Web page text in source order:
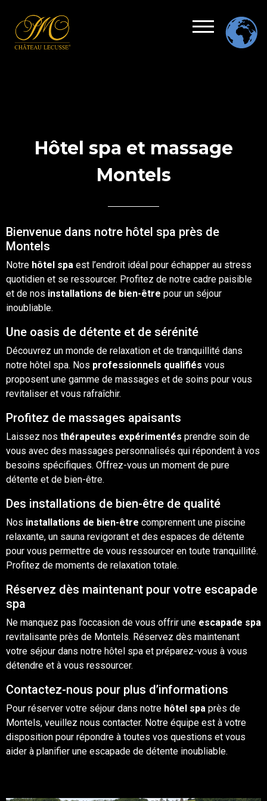
Hôtel spa et massage
Montels
Bienvenue dans notre hôtel spa près de
Montels
Notre hôtel spa est l’endroit idéal pour échapper au stress
quotidien et se ressourcer. Profitez de notre cadre paisible
et de nos installations de bien-être pour un séjour
inoubliable.
Une oasis de détente et de sérénité
Découvrez un monde de relaxation et de tranquillité dans
notre hôtel spa. Nos professionnels qualifiés vous
proposent une gamme de massages et de soins pour vous
revitaliser et vous rafraîchir.
Profitez de massages apaisants
Laissez nos thérapeutes expérimentés prendre soin de
vous avec des massages personnalisés qui répondent à vos
besoins spécifiques. Offrez-vous un moment de pure
détente et de bien-être.
Des installations de bien-être de qualité
Nos installations de bien-être comprennent une piscine
relaxante, un sauna revigorant et des espaces de détente
pour vous permettre de vous ressourcer en toute tranquillité.
Profitez de moments de relaxation totale.
Réservez dès maintenant pour votre escapade
spa
Ne manquez pas l’occasion de vous offrir une escapade spa
revitalisante près de Montels. Réservez dès maintenant
votre séjour dans notre hôtel spa et préparez-vous à vous
détendre et à vous ressourcer.
Contactez-nous pour plus d’informations
Pour réserver votre séjour dans notre hôtel spa près de
Montels, veuillez nous contacter. Notre équipe est à votre
disposition pour répondre à toutes vos questions et vous
aider à planifier une escapade de détente inoubliable.